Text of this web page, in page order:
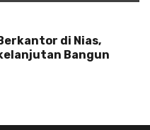
di Nias,
Bangun